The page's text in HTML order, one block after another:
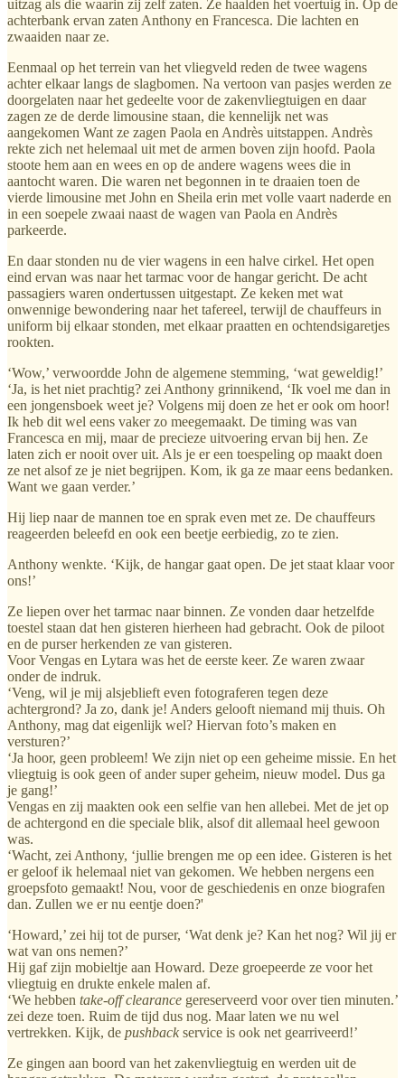
uitzag als die waarin zij zelf zaten. Ze haalden het voertuig in. Op de
achterbank ervan zaten Anthony en Francesca. Die lachten en
zwaaiden naar ze.
Eenmaal op het terrein van het vliegveld reden de twee wagens
achter elkaar langs de slagbomen. Na vertoon van pasjes werden ze
doorgelaten naar het gedeelte voor de zakenvliegtuigen en daar
zagen ze de derde limousine staan, die kennelijk net was
aangekomen Want ze zagen Paola en Andrès uitstappen. Andrès
rekte zich net helemaal uit met de armen boven zijn hoofd. Paola
stoote hem aan en wees en op de andere wagens wees die in
aantocht waren. Die waren net begonnen in te draaien toen de
vierde limousine met John en Sheila erin met volle vaart naderde en
in een soepele zwaai naast de wagen van Paola en Andrès
parkeerde.
En daar stonden nu de vier wagens in een halve cirkel. Het open
eind ervan was naar het tarmac voor de hangar gericht. De acht
passagiers waren ondertussen uitgestapt. Ze keken met wat
onwennige bewondering naar het tafereel, terwijl de chauffeurs in
uniform bij elkaar stonden, met elkaar praatten en ochtendsigaretjes
rookten.
‘Wow,’ verwoordde John de algemene stemming, ‘wat geweldig!’
‘Ja, is het niet prachtig? zei Anthony grinnikend, ‘Ik voel me dan in
een jongensboek weet je? Volgens mij doen ze het er ook om hoor!
Ik heb dit wel eens vaker zo meegemaakt. De timing was van
Francesca en mij, maar de precieze uitvoering ervan bij hen. Ze
laten zich er nooit over uit. Als je er een toespeling op maakt doen
ze net alsof ze je niet begrijpen. Kom, ik ga ze maar eens bedanken.
Want we gaan verder.’
Hij liep naar de mannen toe en sprak even met ze. De chauffeurs
reageerden beleefd en ook een beetje eerbiedig, zo te zien.
Anthony wenkte. ‘Kijk, de hangar gaat open. De jet staat klaar voor
ons!’
Ze liepen over het tarmac naar binnen. Ze vonden daar hetzelfde
toestel staan dat hen gisteren hierheen had gebracht. Ook de piloot
en de purser herkenden ze van gisteren.
Voor Vengas en Lytara was het de eerste keer. Ze waren zwaar
onder de indruk.
‘Veng, wil je mij alsjeblieft even fotograferen tegen deze
achtergrond? Ja zo, dank je! Anders gelooft niemand mij thuis. Oh
Anthony, mag dat eigenlijk wel? Hiervan foto’s maken en
versturen?’
‘Ja hoor, geen probleem! We zijn niet op een geheime missie. En het
vliegtuig is ook geen of ander super geheim, nieuw model. Dus ga
je gang!’
Vengas en zij maakten ook een selfie van hen allebei. Met de jet op
de achtergond en die speciale blik, alsof dit allemaal heel gewoon
was.
‘Wacht, zei Anthony, ‘jullie brengen me op een idee. Gisteren is het
er geloof ik helemaal niet van gekomen. We hebben nergens een
groepsfoto gemaakt! Nou, voor de geschiedenis en onze biografen
dan. Zullen we er nu eentje doen?'
‘Howard,’ zei hij tot de purser, ‘Wat denk je? Kan het nog? Wil jij er
wat van ons nemen?’
Hij gaf zijn mobieltje aan Howard. Deze groepeerde ze voor het
vliegtuig en drukte enkele malen af.
‘We hebben take-off clearance gereserveerd voor over tien minuten.’
zei deze toen. Ruim de tijd dus nog. Maar laten we nu wel
vertrekken. Kijk, de pushback service is ook net gearriveerd!’
Ze gingen aan boord van het zakenvliegtuig en werden uit de